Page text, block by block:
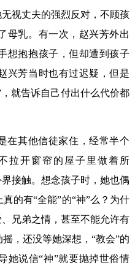
视丈夫的强烈反对，不顾孩
母乳。有一次，赵兴芳外出
想抱抱孩子，但却遭到孩子
兴芳当时也有过迟疑，但是
就告诉自己付出什么代价都
在其他信徒家住，经常半个
拉开窗帘的屋子里做着所
接触。想念孩子时，她也偶
的有“全能”的“神”么？为什
兄弟之情，甚至不能允许有
，还没等她深想，“教会”的
她说信“神”就要抛掉世俗情